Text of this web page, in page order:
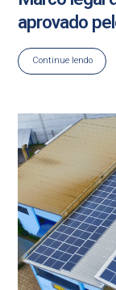
aprovado
Continue lendo